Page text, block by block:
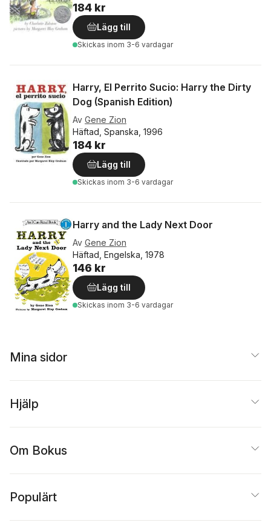
184 kr
Lägg till
Skickas inom 3-6 vardagar
Harry, El Perrito Sucio: Harry the Dirty
Dog (Spanish Edition)
Av Gene Zion
Häftad, Spanska, 1996
184 kr
Lägg till
Skickas inom 3-6 vardagar
Harry and the Lady Next Door
Av Gene Zion
Häftad, Engelska, 1978
146 kr
Lägg till
Skickas inom 3-6 vardagar
Mina sidor
Hjälp
Om Bokus
Populärt